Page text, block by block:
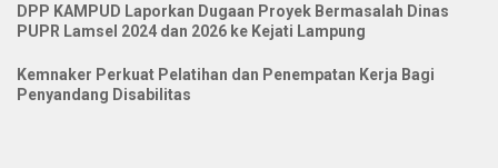
DPP KAMPUD Laporkan Dugaan Proyek Bermasalah Dinas
PUPR Lamsel 2024 dan 2026 ke Kejati Lampung
Kemnaker Perkuat Pelatihan dan Penempatan Kerja Bagi
Penyandang Disabilitas